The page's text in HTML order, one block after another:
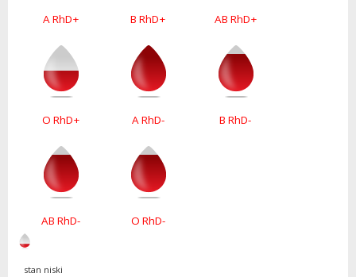
A RhD+ B RhD+ AB RhD+
O RhD+ A RhD- B RhD-
AB RhD- O RhD-
stan niski